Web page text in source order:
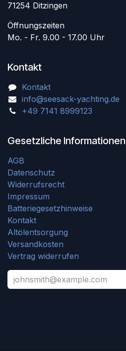
71254 Ditzingen
Öffnungszeiten
Mo. - Fr. 9.00 - 17.00 Uhr
Kontakt
Kontakt
info@seesack-yachting.de
+49 7141 8999123
Gesetzliche Informationen
AGB
Datenschutz
Widerrufsrecht
Impressum
Batteriegesetzhinweise
Kontakt
Altölentsorgung
Versandkosten
Vertrag widerrufen